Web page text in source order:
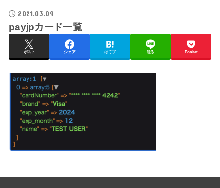
2021.03.09
payjpカード一覧
ポスト シェア はてブ 送る Pocket